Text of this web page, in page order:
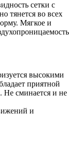
сетки с
тянется во всех
Мягкое и
высокими
приятной
Не сминается и не
и